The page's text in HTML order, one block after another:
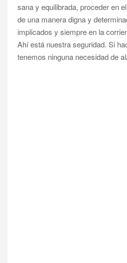
sana y equilibrada, proceder en
de una manera digna y
implicados y siempre en la
Ahí está nuestra seguridad. Si
tenemos ninguna necesidad de